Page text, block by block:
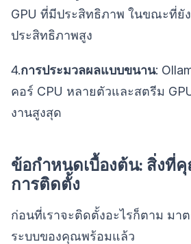
GPU ที่มีประสิทธิภาพ ในขณะที่ยั
ประสิทธิภาพสูง
4.การประมวลผลแบบขนาน:
คอร์ CPU หลายตัวและสตรีม
งานสูงสุด
ข้อกำหนดเบื้องต้น: สิ่งที่
การติดตั้ง
ก่อนที่เราจะติดตั้งอะไรก็ตาม มา
ระบบของคุณพร้อมแล้ว